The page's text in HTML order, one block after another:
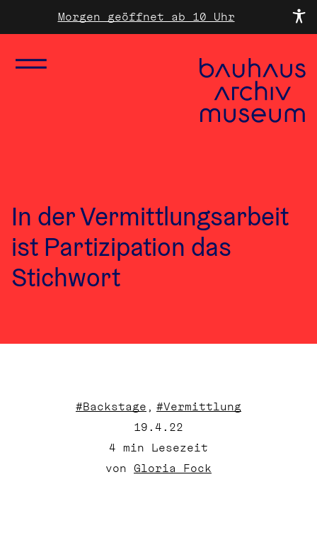
Morgen geöffnet ab 10 Uhr
In der Vermittlungsarbeit
ist Partizipation das
Stichwort
#Backstage
#Vermittlung
19.4.22
4 min Lesezeit
von Gloria Fock